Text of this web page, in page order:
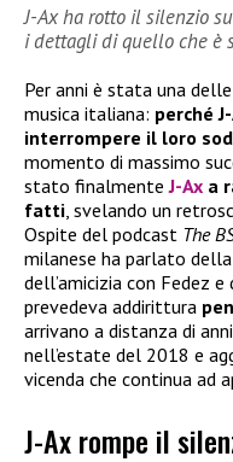
J-Ax ha rotto il silenzio
i dettagli di quello che è
Per anni è stata una
musica italiana: perché
interrompere il loro
momento di massimo
stato finalmenteJ-Ax a
fatti, svelando un
Ospite del podcast The
milanese ha parlato
dell’amicizia con Fedez
prevedeva addirittura
arrivano a distanza di
nell’estate del 2018 e
vicenda che continua ad
J-Ax rompe il